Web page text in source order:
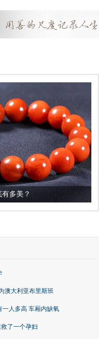
澳大利亚布里斯班
一人多高 车厢内缺氧
了一个孕妇